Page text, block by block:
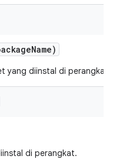
Name)
yang diinstal di perangkat.
di perangkat.